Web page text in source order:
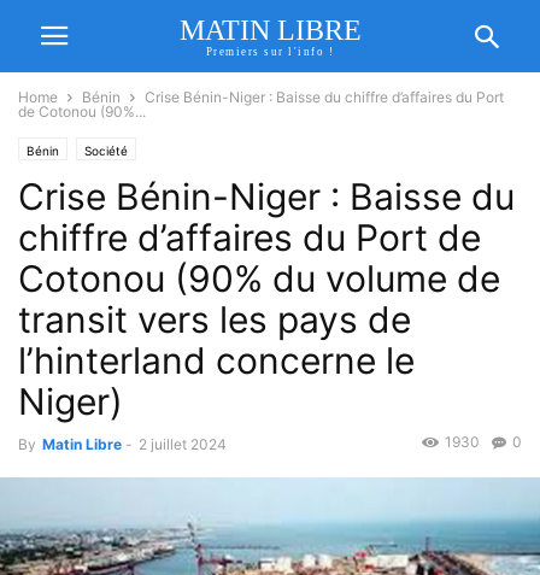
MATIN LIBRE
Premiers sur l'info !
Home Bénin
Crise Bénin-Niger : Baisse du chiffre d’affaires du Port
de Cotonou (90%...
Bénin Société
Crise Bénin-Niger : Baisse du
chiffre d’affaires du Port de
Cotonou (90% du volume de
transit vers les pays de
l’hinterland concerne le
Niger)
By Matin Libre - 2 juillet 2024 0
1930